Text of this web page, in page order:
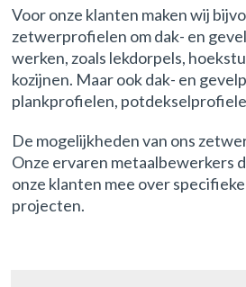
Voor onze klanten maken wij
zetwerprofielen om dak- en
werken, zoals lekdorpels,
kozijnen. Maar ook dak- en
plankprofielen,
De mogelijkheden van ons
Onze ervaren metaalbewerkers
onze klanten mee over
projecten.